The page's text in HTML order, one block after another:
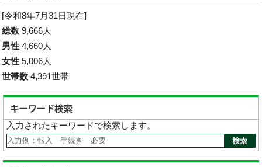
[令和8年7月31日現在]
総数 9,666人
男性 4,660人
女性 5,006人
世帯数 4,391世帯
入力されたキーワードで検索します。